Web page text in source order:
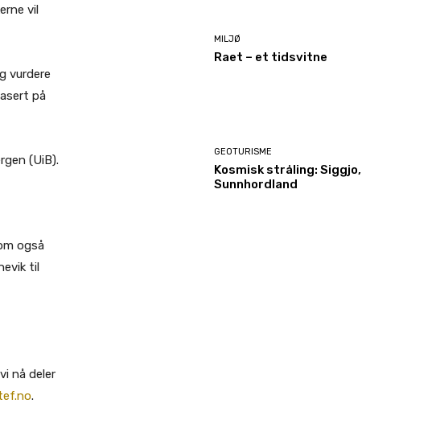
vil
vurdere
på
(UiB).
også
til
nå deler
.
MILJØ
Raet – et tidsvitne
GEOTURISME
Kosmisk stråling: Siggjo,
Sunnhordland